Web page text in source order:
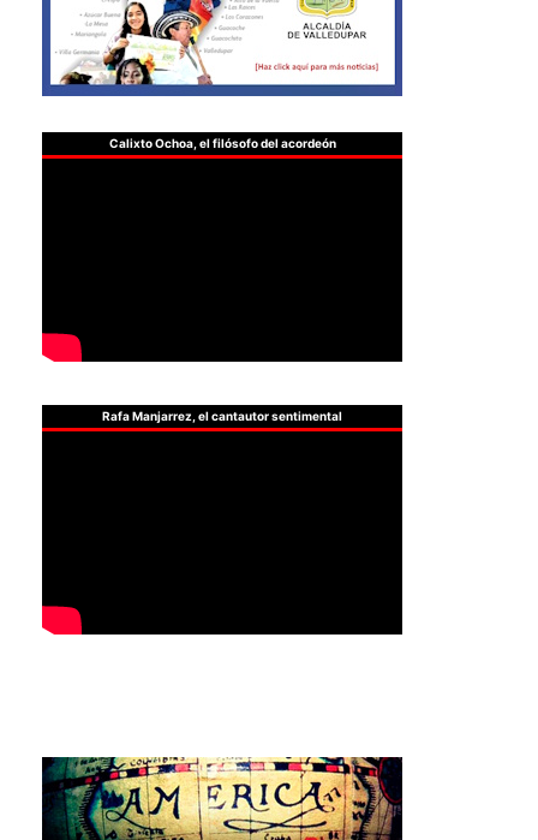
Calixto Ochoa, el filósofo del acordeón
Rafa Manjarrez, el cantautor sentimental